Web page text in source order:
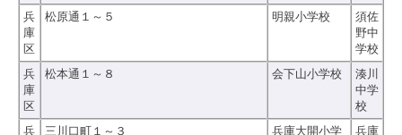
兵
庫
区
松原通１～５ 明親小学校
須佐
野中
学校
兵
庫
区
松本通１～８ 会下山小学校
湊川
中学
校
兵
三川口町１～３
兵庫大開小学
兵庫